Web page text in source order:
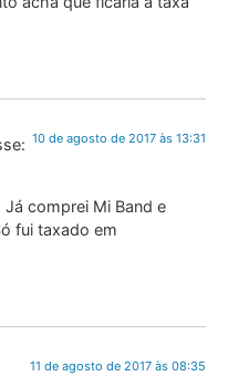
10 de agosto de 2017 às 13:31
comprei Mi Band e
fui taxado em
11 de agosto de 2017 às 08:35